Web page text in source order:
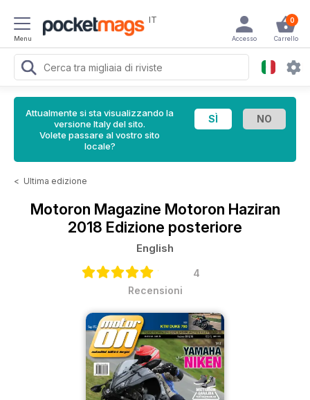
Menu
IT 0
Carrello
Accesso
Attualmente si sta visualizzando la
versione Italy del sito.
Volete passare al vostro sito
locale?
< Ultima edizione
Motoron Magazine Motoron Haziran
2018 Edizione posteriore
English
4
Recensioni